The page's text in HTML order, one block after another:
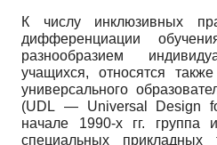
К числу инклюзивных
дифференциации
разнообразием
учащихся, относятся
универсального
(UDL — Universal Design
начале 1990-х гг. группа
специальных